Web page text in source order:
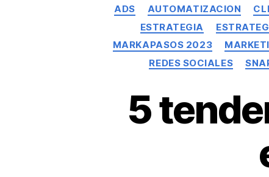
ADS AUTOMATIZACION
ESTRATEGIA
MARKAPASOS 2023
REDES SOCIALES
5